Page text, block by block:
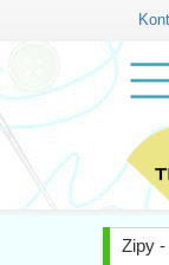
Zipy